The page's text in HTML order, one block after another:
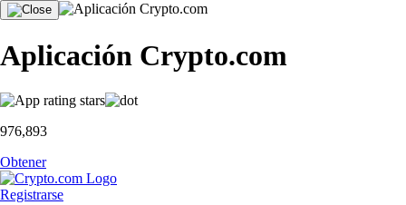
Aplicación Crypto.com
976,893
Obtener
Registrarse